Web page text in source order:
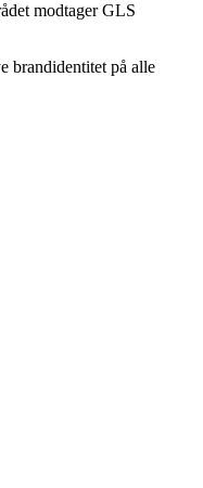
modtager GLS
brandidentitet på alle